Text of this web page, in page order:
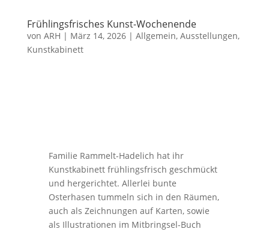
Frühlingsfrisches Kunst-Wochenende
von ARH | März 14, 2026| Allgemein, Ausstellungen,
Kunstkabinett
Familie Rammelt-Hadelich hat ihr
Kunstkabinett frühlingsfrisch geschmückt
und hergerichtet. Allerlei bunte
Osterhasen tummeln sich in den Räumen,
auch als Zeichnungen auf Karten, sowie
als Illustrationen im Mitbringsel-Buch